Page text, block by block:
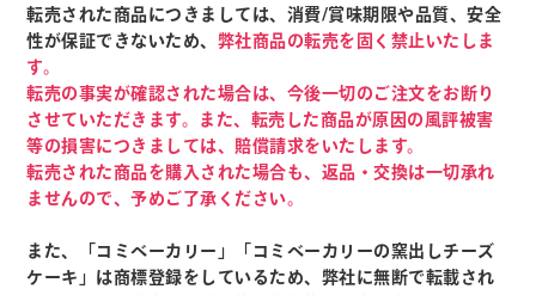
転売された商品につきましては、消費/賞味期限や品質、安全
性が保証できないため、 弊社商品の転売を固く禁止いたしま
す。
転売の事実が確認された場合は、今後一切のご注文をお断り
させていただきます。また、転売した商品が原因の風評被害
等の損害につきましては、賠償請求をいたします。
転売された商品を購入された場合も、返品・交換は一切承れ
ませんので、予めご了承ください。
また、「コミベーカリー」「コミベーカリーの窯出しチーズ
ケーキ」は商標登録をしているため、弊社に無断で転載され